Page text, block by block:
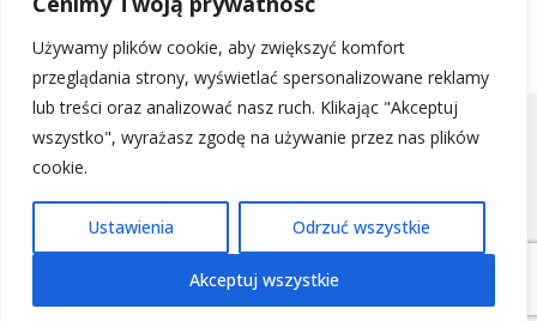
Używamy plików cookie, aby zwiększyć komfort
przeglądania strony, wyświetlać spersonalizowane reklamy
lub treści oraz analizować nasz ruch. Klikając "Akceptuj
wszystko", wyrażasz zgodę na używanie przez nas plików
cookie.
Ustawienia Odrzuć wszystkie
Akceptuj wszystkie
POLITYKA PRYWATNOŚCI REGULAMIN SKLEPU| 2019 - All Right
Reserved. Designed and Developed byPenciDesign